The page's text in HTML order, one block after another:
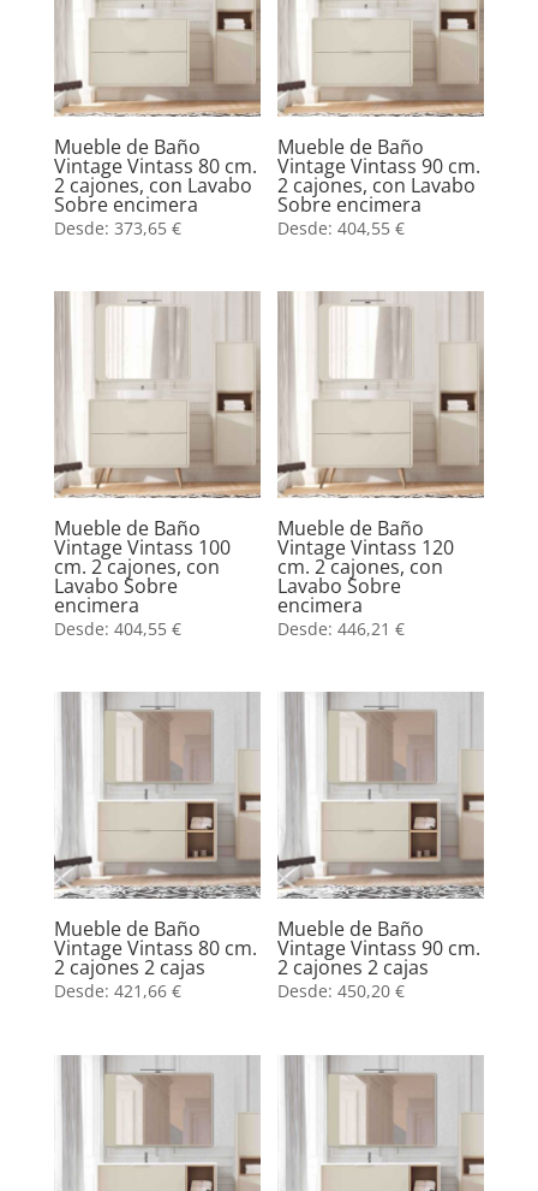
Mueble de Baño
Vintage Vintass 80 cm.
2 cajones, con Lavabo
Sobre encimera
Desde: 373,65 €
Mueble de Baño
Vintage Vintass 90 cm.
2 cajones, con Lavabo
Sobre encimera
Desde:404,55€
Mueble de Baño
Vintage Vintass 100
cm. 2 cajones, con
Lavabo Sobre
encimera
Desde: 404,55 €
Mueble de Baño
Vintage Vintass 120
cm. 2 cajones, con
Lavabo Sobre
encimera
Desde:446,21€
Mueble de Baño
Vintage Vintass 80 cm.
2 cajones 2 cajas
Desde: 421,66 €
Mueble de Baño
Vintage Vintass 90 cm.
2 cajones 2 cajas
Desde:450,20€